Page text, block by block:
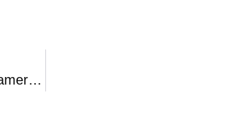
Samenwerking in het zonnetje: Vers & Vrij en Wijkz Buurtkamer Vierhuis